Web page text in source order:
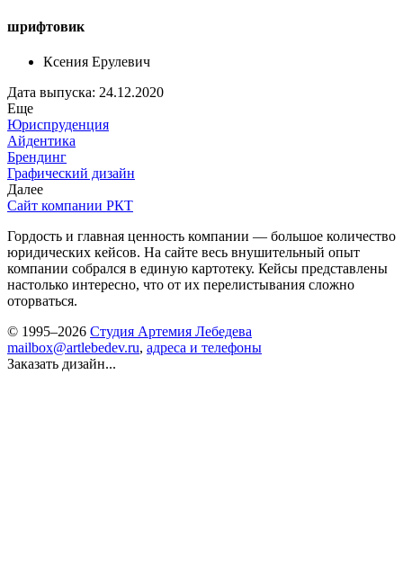
шрифтовик
Ксения Ерулевич
Дата выпуска: 24.12.2020
Еще
Юриспруденция
Айдентика
Брендинг
Графический дизайн
Далее
Сайт компании РКТ
Гордость и главная ценность компании — большое количество
юридических кейсов. На сайте весь внушительный опыт
компании собрался в единую картотеку. Кейсы представлены
настолько интересно, что от их перелистывания сложно
оторваться.
© 1995–2026 Студия Артемия Лебедева
mailbox@artlebedev.ru, адреса и телефоны
Заказать дизайн...